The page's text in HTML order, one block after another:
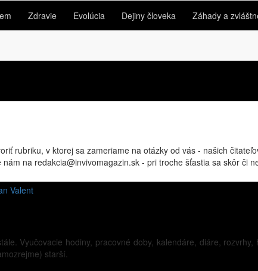
Zdravie Evolúcia Dejiny človeka Záhady a
rubriku, v ktorej sa zameriame na otázky od vás - našich
na redakcia@invivomagazin.sk - pri troche šťastia sa skôr či
Valent
Vyučovacie hodiny, pracovné doby, kalendáre, diáre,
starší.